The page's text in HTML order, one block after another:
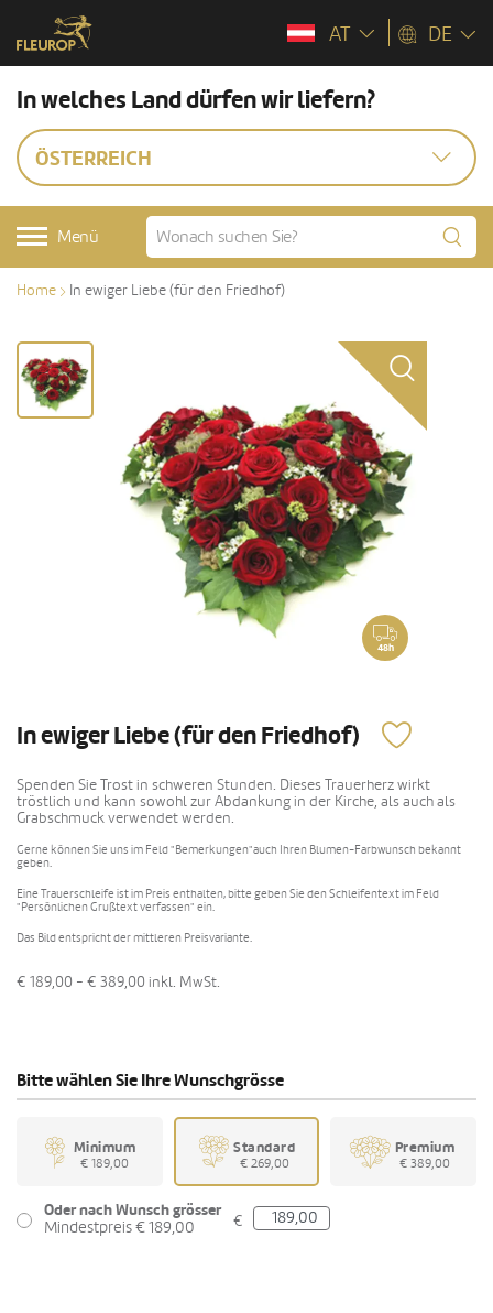
AT DE
In welches Land dürfen wir liefern?
ÖSTERREICH
Menü
Home In ewiger Liebe (für den Friedhof)
48h
In ewiger Liebe (für den Friedhof)
Spenden Sie Trost in schweren Stunden. Dieses Trauerherz wirkt
tröstlich und kann sowohl zur Abdankung in der Kirche, als auch als
Grabschmuck verwendet werden.
Gerne können Sie uns im Feld "Bemerkungen"auch Ihren Blumen-Farbwunsch bekannt
geben.
Eine Trauerschleife ist im Preis enthalten, bitte geben Sie den Schleifentext im Feld
"Persönlichen Grußtext verfassen" ein.
Das Bild entspricht der mittleren Preisvariante.
€ 189,00 - € 389,00 inkl. MwSt.
Bitte wählen Sie Ihre Wunschgrösse
Minimum
€ 189,00
Standard
€ 269,00
Premium
€ 389,00
Oder nach Wunsch grösser
Mindestpreis € 189,00
€